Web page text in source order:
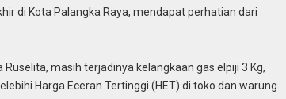
di Kota Palangka Raya, mendapat perhatian dari
masih terjadinya kelangkaan gas elpiji 3 Kg,
Harga Eceran Tertinggi (HET) di toko dan warung